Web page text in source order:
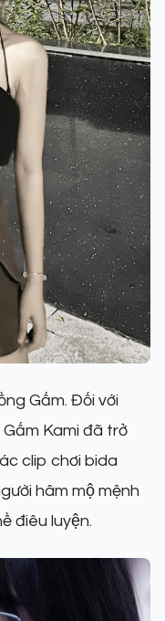
Gấm. Đối với
Kami đã trở
clip chơi bida
hâm mộ mệnh
điêu luyện.